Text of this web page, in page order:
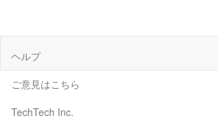
ヘルプ
ご意見はこちら
TechTech Inc.